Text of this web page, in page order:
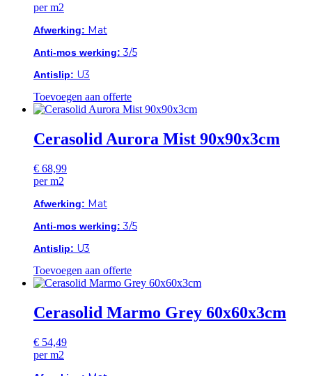
per m2
Afwerking: Mat
Anti-mos werking: 3/5
Antislip: U3
Toevoegen aan offerte
Cerasolid Aurora Mist 90x90x3cm
€ 68,99
per m2
Afwerking: Mat
Anti-mos werking: 3/5
Antislip: U3
Toevoegen aan offerte
Cerasolid Marmo Grey 60x60x3cm
€ 54,49
per m2